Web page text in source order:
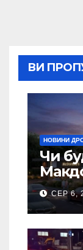
ВИ
НОВИНИ
Чи
СЕР 6,